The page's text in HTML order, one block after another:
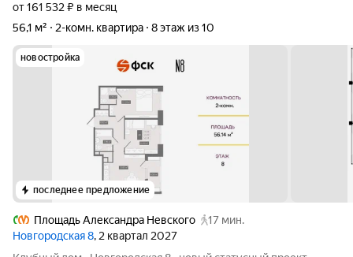
от 161 532 ₽ в месяц
56,1 м²
2-комн. квартира 8 этаж из 10
новостройка
последнее предложение
Площадь Александра Невского
17 мин.
Новгородская 8, 2 квартал 2027